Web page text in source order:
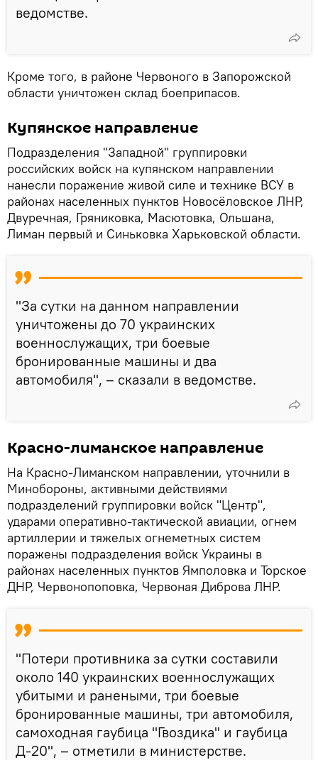
ведомстве.
Кроме того, в районе Червоного в Запорожcкой
области уничтожен склад боеприпасов.
Купянское направление
Подразделения "Западной" группировки
российских войск на купянском направлении
нанесли поражение живой силе и технике ВСУ в
районах населенных пунктов Новосёловское ЛНР,
Двуречная, Гряниковка, Масютовка, Ольшана,
Лиман первый и Синьковка Харьковской области.
"За сутки на данном направлении
уничтожены до 70 украинских
военнослужащих, три боевые
бронированные машины и два
автомобиля", – сказали в ведомстве.
Красно-лиманское направление
На Красно-Лиманском направлении, уточнили в
Минобороны, активными действиями
подразделений группировки войск "Центр",
ударами оперативно-тактической авиации, огнем
артиллерии и тяжелых огнеметных систем
поражены подразделения войск Украины в
районах населенных пунктов Ямполовка и Торское
ДНР, Червонопоповка, Червоная Диброва ЛНР.
"Потери противника за сутки составили
около 140 украинских военнослужащих
убитыми и ранеными, три боевые
бронированные машины, три автомобиля,
самоходная гаубица "Гвоздика" и гаубица
Д-20", – отметили в министерстве.